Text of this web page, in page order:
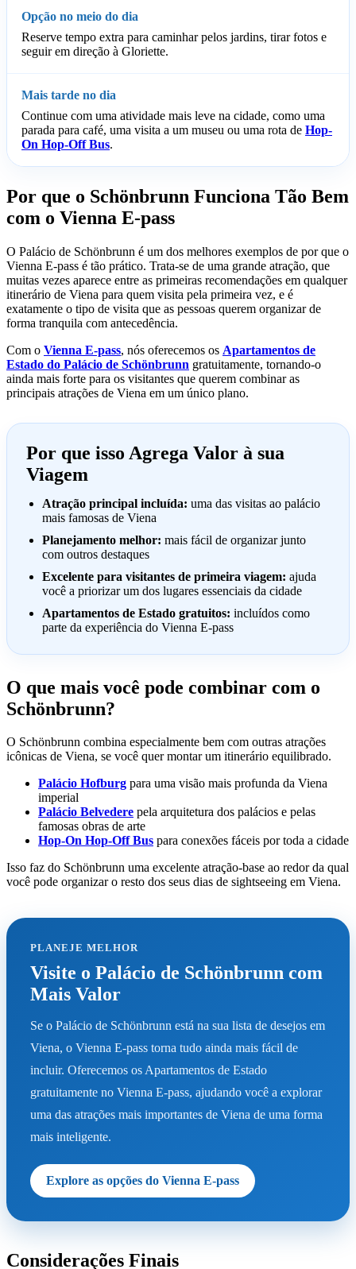
Opção no meio do dia
Reserve tempo extra para caminhar pelos jardins, tirar fotos e
seguir em direção à Gloriette.
Mais tarde no dia
Continue com uma atividade mais leve na cidade, como uma
parada para café, uma visita a um museu ou uma rota de Hop-
On Hop-Off Bus.
Por que o Schönbrunn Funciona Tão Bem
com o Vienna E-pass
O Palácio de Schönbrunn é um dos melhores exemplos de por que o
Vienna E-pass é tão prático. Trata-se de uma grande atração, que
muitas vezes aparece entre as primeiras recomendações em qualquer
itinerário de Viena para quem visita pela primeira vez, e é
exatamente o tipo de visita que as pessoas querem organizar de
forma tranquila com antecedência.
Com o Vienna E-pass, nós oferecemos os Apartamentos de
Estado do Palácio de Schönbrunn gratuitamente, tornando-o
ainda mais forte para os visitantes que querem combinar as
principais atrações de Viena em um único plano.
Por que isso Agrega Valor à sua
Viagem
Atração principal incluída: uma das visitas ao palácio
mais famosas de Viena
Planejamento melhor: mais fácil de organizar junto
com outros destaques
Excelente para visitantes de primeira viagem: ajuda
você a priorizar um dos lugares essenciais da cidade
Apartamentos de Estado gratuitos: incluídos como
parte da experiência do Vienna E-pass
O que mais você pode combinar com o
Schönbrunn?
O Schönbrunn combina especialmente bem com outras atrações
icônicas de Viena, se você quer montar um itinerário equilibrado.
Palácio Hofburg para uma visão mais profunda da Viena
imperial
Palácio Belvedere pela arquitetura dos palácios e pelas
famosas obras de arte
Hop-On Hop-Off Bus para conexões fáceis por toda a cidade
Isso faz do Schönbrunn uma excelente atração-base ao redor da qual
você pode organizar o resto dos seus dias de sightseeing em Viena.
PLANEJE MELHOR
Visite o Palácio de Schönbrunn com
Mais Valor
Se o Palácio de Schönbrunn está na sua lista de desejos em
Viena, o Vienna E-pass torna tudo ainda mais fácil de
incluir. Oferecemos os Apartamentos de Estado
gratuitamente no Vienna E-pass, ajudando você a explorar
uma das atrações mais importantes de Viena de uma forma
mais inteligente.
Explore as opções do Vienna E-pass
Considerações Finais